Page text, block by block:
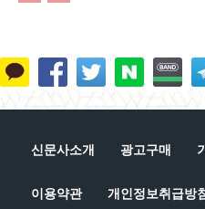
신문사소개 광고구매
이용약관 개인정보취급방